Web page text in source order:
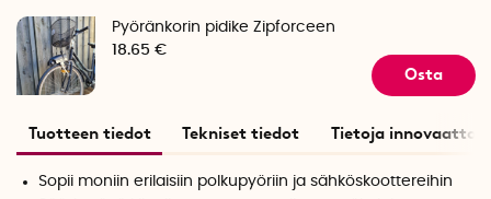
Pyöränkorin pidike Zipforceen
18.65 €
Osta
Tuotteen tiedot Tekniset tiedot Tietoja
Sopii moniin erilaisiin polkupyöriin ja sähköskoottereihin